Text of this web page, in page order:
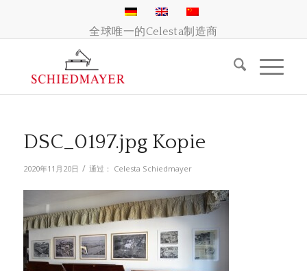
全球唯一的Celesta制造商
DSC_0197.jpg Kopie
2020年11月20日 / 通过： Celesta Schiedmayer